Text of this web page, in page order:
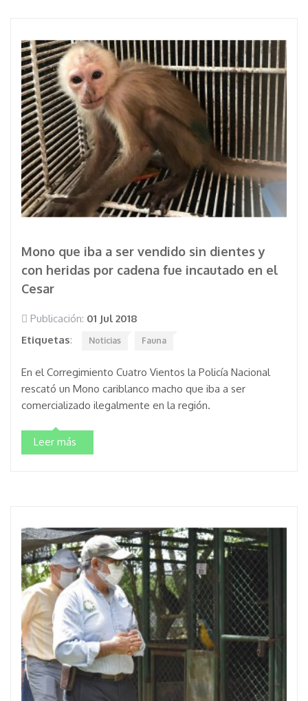
Mono que iba a ser vendido sin dientes y
con heridas por cadena fue incautado en el
Cesar
Publicación: 01 Jul 2018
Etiquetas: Noticias Fauna
En el Corregimiento Cuatro Vientos la Policía Nacional
rescató un Mono cariblanco macho que iba a ser
comercializado ilegalmente en la región.
Leer más